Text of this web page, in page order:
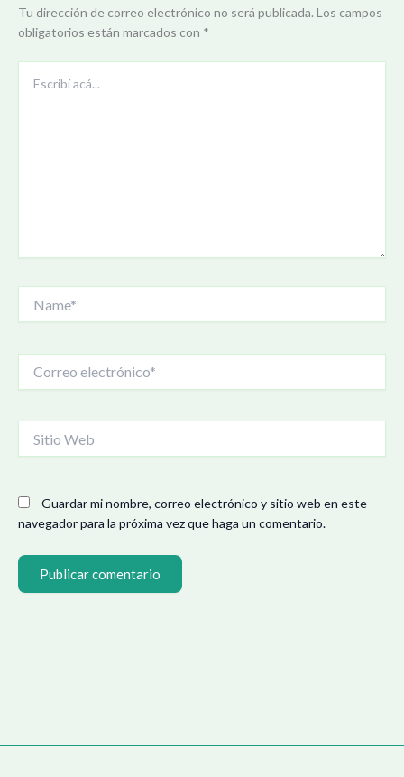
Tu dirección de correo electrónico no será publicada.Los campos
obligatorios están marcados con *
acá...
electrónico*
Web
Guardar mi nombre, correo electrónico y sitio web en este
navegador para la próxima vez que haga un comentario.